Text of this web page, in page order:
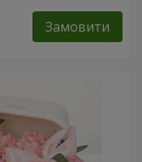
Замовити